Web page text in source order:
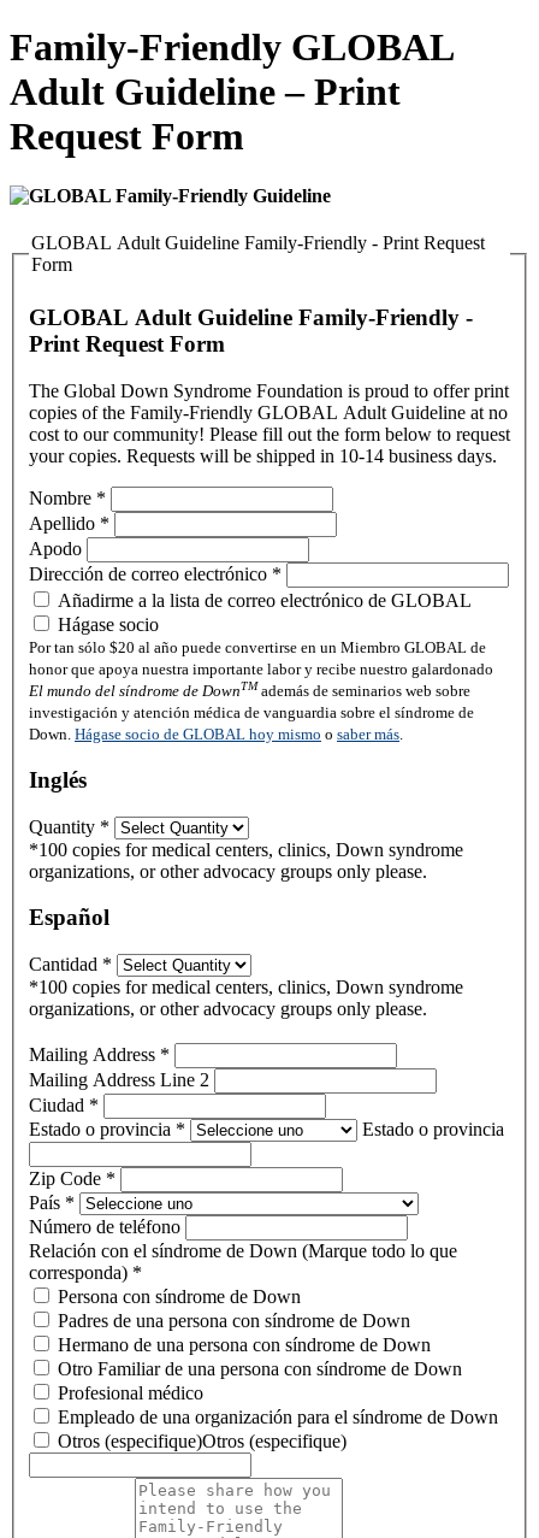
Family-Friendly GLOBAL
Adult Guideline – Print
Request Form
GLOBAL Adult Guideline Family-Friendly - Print Request
Form
GLOBAL Adult Guideline Family-Friendly -
Print Request Form
The Global Down Syndrome Foundation is proud to offer print
copies of the Family-Friendly GLOBAL Adult Guideline at no
cost to our community! Please fill out the form below to request
your copies. Requests will be shipped in 10-14 business days.
Nombre *
Apellido *
Apodo
Dirección de correo electrónico *
Añadirme a la lista de correo electrónico de GLOBAL
Hágase socio
Por tan sólo $20 al año puede convertirse en un Miembro GLOBAL de
honor que apoya nuestra importante labor y recibe nuestro galardonado
El mundo del síndrome de DownTM además de seminarios web sobre
investigación y atención médica de vanguardia sobre el síndrome de
Down. Hágase socio de GLOBAL hoy mismo o saber más.
Inglés
Quantity *
*100 copies for medical centers, clinics, Down syndrome
organizations, or other advocacy groups only please.
Español
Cantidad *
*100 copies for medical centers, clinics, Down syndrome
organizations, or other advocacy groups only please.
Mailing Address *
Mailing Address Line 2
Ciudad *
Estado o provincia * Estado o provincia
Zip Code *
País *
Número de teléfono
Relación con el síndrome de Down (Marque todo lo que
corresponda) *
Persona con síndrome de Down
Padres de una persona con síndrome de Down
Hermano de una persona con síndrome de Down
Otro Familiar de una persona con síndrome de Down
Profesional médico
Empleado de una organización para el síndrome de Down
Otros (especifique)Otros (especifique)